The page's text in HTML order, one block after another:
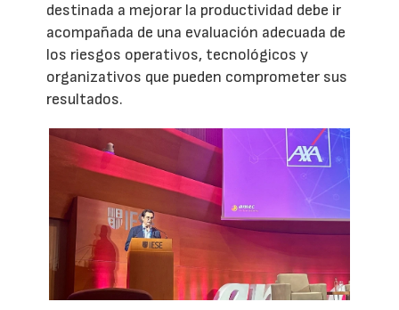
destinada a mejorar la productividad debe ir
acompañada de una evaluación adecuada de
los riesgos operativos, tecnológicos y
organizativos que pueden comprometer sus
resultados.